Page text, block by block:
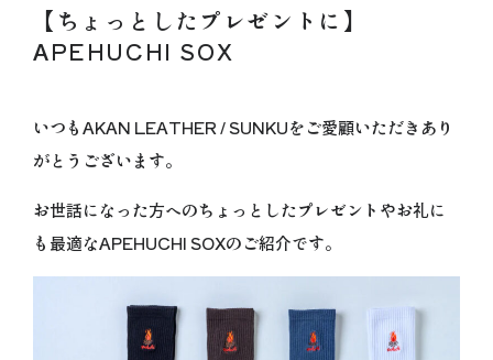
【ちょっとしたプレゼントに】
APEHUCHI SOX
いつもAKAN LEATHER / SUNKUをご愛顧いただきあり
がとうございます。
お世話になった方へのちょっとしたプレゼントやお礼に
も最適なAPEHUCHI SOXのご紹介です。